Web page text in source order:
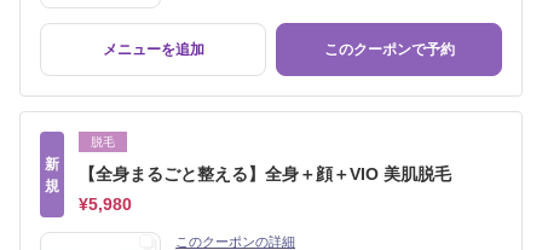
メニューを追加 このクーポンで予約
新
規
脱毛
【全身まるごと整える】全身＋顔＋VIO 美肌脱毛
¥5,980
このクーポンの詳細